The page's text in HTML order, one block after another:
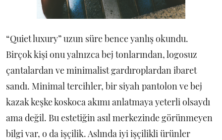
“Quiet luxury” uzun süre bence yanlış okundu.
Birçok kişi onu yalnızca bej tonlarından, logosuz
çantalardan ve minimalist gardıroplardan ibaret
sandı. Minimal tercihler, bir siyah pantolon ve bej
kazak keşke koskoca akımı anlatmaya yeterli olsaydı
ama değil. Bu estetiğin asıl merkezinde görünmeyen
bilgi var, o da işçilik. Aslında iyi işçilikli ürünler